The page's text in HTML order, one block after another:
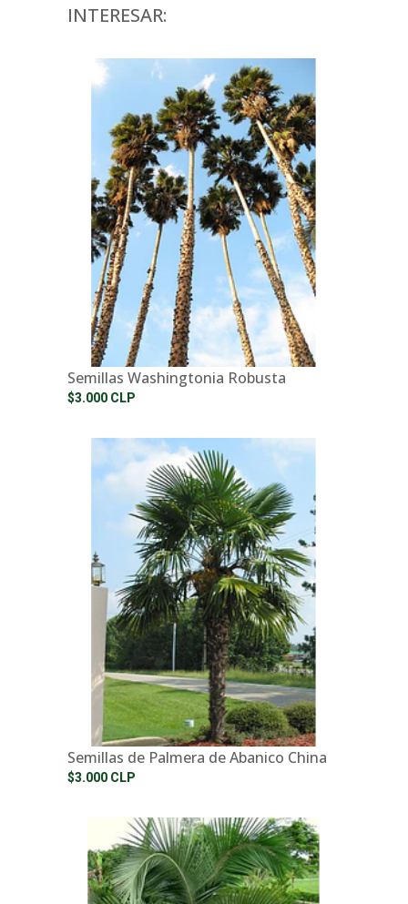
INTERESAR:
Semillas Washingtonia Robusta
$3.000 CLP
Semillas de Palmera de Abanico China
$3.000 CLP